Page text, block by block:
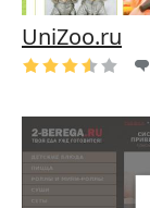
UniZoo.ru